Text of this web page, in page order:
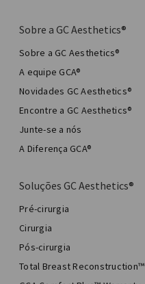
Sobre a GC Aesthetics®
Sobre a GC Aesthetics®
A equipe GCA®
Novidades GC Aesthetics®
Encontre a GC Aesthetics®
Junte-se a nós
A Diferença GCA®
Soluções GC Aesthetics®
Pré-cirurgia
Cirurgia
Pós-cirurgia
Total Breast Reconstruction™